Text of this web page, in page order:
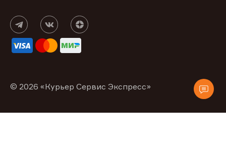
© 2026 «Курьер Сервис Экспресс»